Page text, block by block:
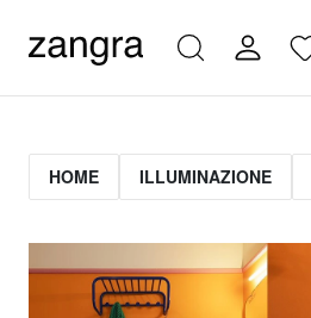
HOME ILLUMINAZIONE